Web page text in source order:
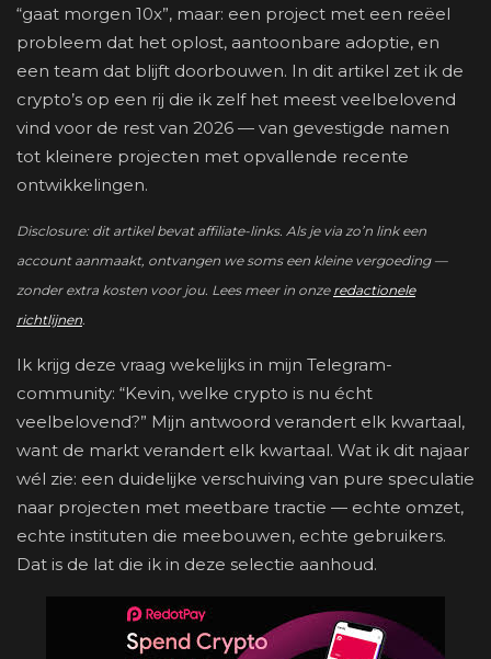
“gaat morgen 10x”, maar: een project met een reëel
probleem dat het oplost, aantoonbare adoptie, en
een team dat blijft doorbouwen. In dit artikel zet ik de
crypto’s op een rij die ik zelf het meest veelbelovend
vind voor de rest van 2026 — van gevestigde namen
tot kleinere projecten met opvallende recente
ontwikkelingen.
Disclosure: dit artikel bevat affiliate-links. Als je via zo’n link een
account aanmaakt, ontvangen we soms een kleine vergoeding —
zonder extra kosten voor jou. Lees meer in onze redactionele
richtlijnen.
Ik krijg deze vraag wekelijks in mijn Telegram-
community: “Kevin, welke crypto is nu écht
veelbelovend?” Mijn antwoord verandert elk kwartaal,
want de markt verandert elk kwartaal. Wat ik dit najaar
wél zie: een duidelijke verschuiving van pure speculatie
naar projecten met meetbare tractie — echte omzet,
echte instituten die meebouwen, echte gebruikers.
Dat is de lat die ik in deze selectie aanhoud.